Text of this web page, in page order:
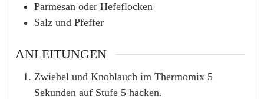
Parmesan oder Hefeflocken
Salz und Pfeffer
ANLEITUNGEN
Zwiebel und Knoblauch im Thermomix 5
Sekunden auf Stufe 5 hacken.